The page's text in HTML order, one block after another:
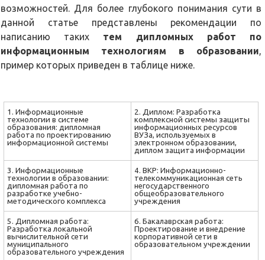
возможностей. Для более глубокого понимания сути в
данной статье представлены рекомендации по
написанию таких тем дипломных работ по
информационным технологиям в образовании,
пример которых приведен в таблице ниже.
1. Информационные
технологии в системе
образования: дипломная
работа по проектированию
информационной системы
2. Диплом: Разработка
комплексной системы защиты
информационных ресурсов
ВУЗа, используемых в
электронном образовании,
диплом защита информации
3. Информационные
технологии в образовании:
дипломная работа по
разработке учебно-
методического комплекса
4. ВКР: Информационно-
телекоммуникационная сеть
негосударственного
общеобразовательного
учреждения
5. Дипломная работа:
Разработка локальной
вычислительной сети
муниципального
образовательного учреждения
6. Бакалаврская работа:
Проектирование и внедрение
корпоративной сети в
образовательном учреждении